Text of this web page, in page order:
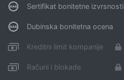
Sertifikat bonitetne izvrsnosti
Dubinska bonitetna ocena
Kreditni limit kompanije
Računi i blokade